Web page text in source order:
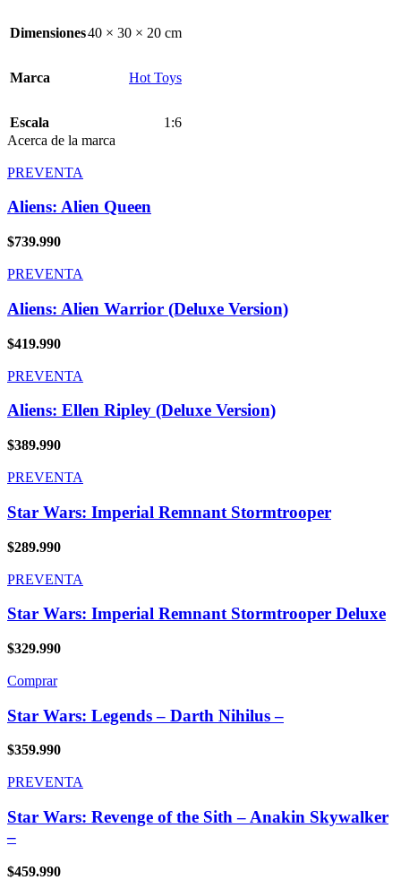
Dimensiones40 × 30 × 20 cm
Marca Hot Toys
Escala
1:6
Acerca de la marca
PREVENTA
Aliens: Alien Queen
$739.990
PREVENTA
Aliens: Alien Warrior (Deluxe Version)
$419.990
PREVENTA
Aliens: Ellen Ripley (Deluxe Version)
$389.990
PREVENTA
Star Wars: Imperial Remnant Stormtrooper
$289.990
PREVENTA
Star Wars: Imperial Remnant Stormtrooper Deluxe
$329.990
Comprar
Star Wars: Legends – Darth Nihilus –
$359.990
PREVENTA
Star Wars: Revenge of the Sith – Anakin Skywalker
–
$459.990